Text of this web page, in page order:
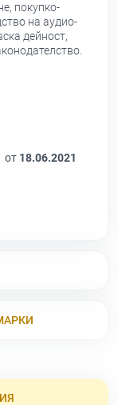
покупко-
на аудио-
дейност,
от 18.06.2021